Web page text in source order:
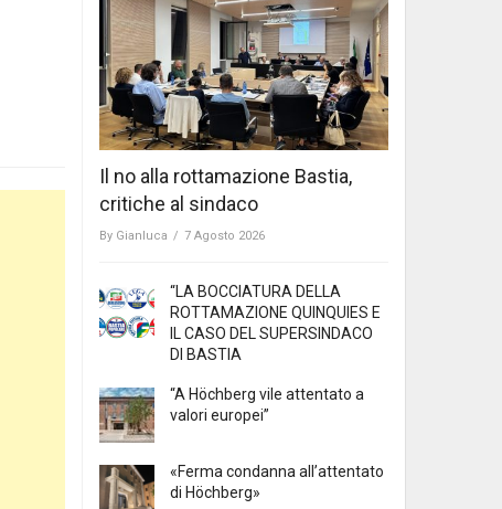
Il no alla rottamazione Bastia,
critiche al sindaco
By Gianluca / 7 Agosto 2026
“LA BOCCIATURA DELLA
ROTTAMAZIONE QUINQUIES E
IL CASO DEL SUPERSINDACO
DI BASTIA
“A Höchberg vile attentato a
valori europei”
«Ferma condanna all’attentato
di Höchberg»